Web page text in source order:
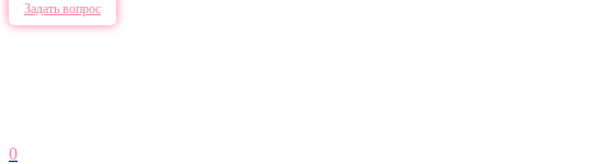
Задать вопрос
0